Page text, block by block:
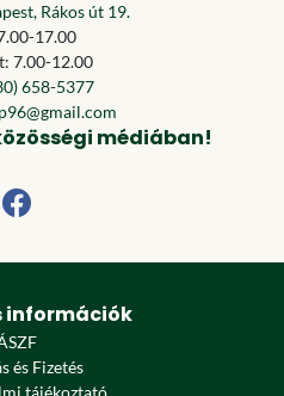
Rákos út 19.
17.00
7.00-12.00
658-5377
médiában!
információk
és Fizetés
tájékoztató